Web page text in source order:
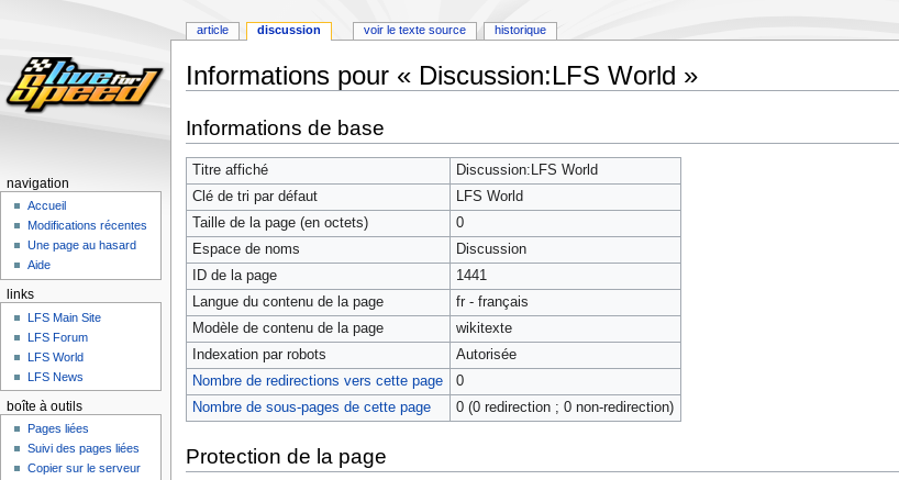
Informations pour « Discussion:LFS World »
à
la
navigation
à
la
recherche
Informations de base
Titre affiché
Discussion:LFS World
Clé de tri par défaut
LFS World
Taille de la page (en octets)
0
Espace de noms
Discussion
ID de la page
1441
Langue du contenu de la page
fr - français
Modèle de contenu de la page
wikitexte
Indexation par robots
Autorisée
Nombre de redirections vers cette page
0
Nombre de sous-pages de cette page
0 (0 redirection ; 0 non-redirection)
Protection de la page
article discussion voir le texte source historique
navigation
Accueil
Modifications récentes
Une page au hasard
Aide
links
LFS Main Site
LFS Forum
LFS World
LFS News
boîte à outils
Pages liées
Suivi des pages liées
Copier sur le serveur